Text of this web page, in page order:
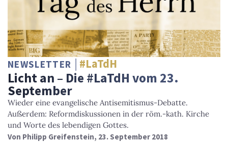
NEWSLETTER #LaTdH
Licht an – Die #LaTdH vom 23.
September
Wieder eine evangelische Antisemitismus-Debatte.
Außerdem: Reformdiskussionen in der röm.-kath. Kirche
und Worte des lebendigen Gottes.
Von Philipp Greifenstein, 23. September 2018